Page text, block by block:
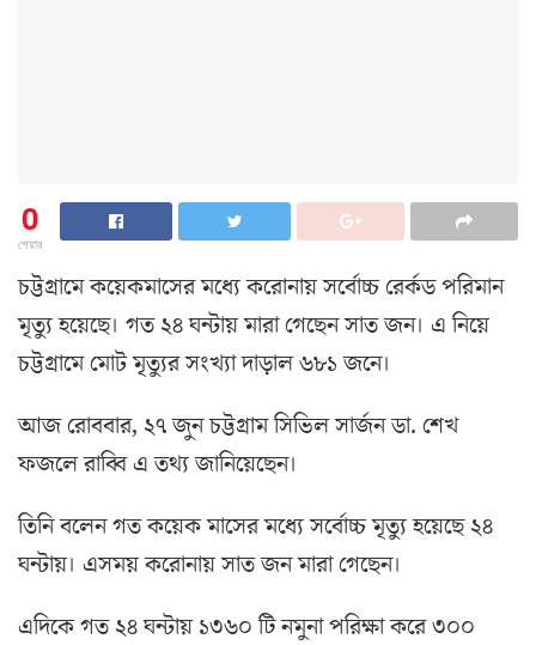
0
শেয়ার
চট্টগ্রা‌মে ক‌য়েকমা‌সের ম‌ধ্যে ক‌রোনায় স‌র্বোচ্চ রের্কড প‌রিমান
মৃত‌্যু হয়ে‌ছে। গত ২৪ ঘন্টায় মারা গে‌ছেন সাত জন। এ নি‌য়ে
চট্টগ্রা‌মে মোট মৃত‌্যুর সংখ‌্যা দাড়াল ৬৮১ জ‌নে।
আজ রোববার, ২৭ জুন চট্টগ্রাম সি‌ভিল সার্জন ডা. শেখ
ফজ‌লে রা‌ব্বি এ তথ‌্য জা‌নি‌য়ে‌ছেন।
তি‌নি ব‌লেন গত ক‌য়েক মা‌সের ম‌ধ্যে স‌র্বোচ্চ মৃত‌্যু হ‌য়ে‌ছে ২৪
ঘন্টায়। এসময় ক‌রোনায় সাত জন মারা গে‌ছেন।
এ‌দি‌কে গত ২৪ ঘন্টায় ১৩৬০ টি নমুনা প‌রিক্ষা ক‌রে ৩০০